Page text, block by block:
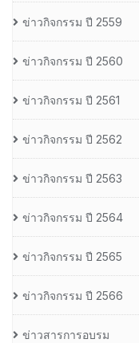
ข่าวกิจกรรม ปี 2559
ข่าวกิจกรรม ปี 2560
ข่าวกิจกรรม ปี 2561
ข่าวกิจกรรม ปี 2562
ข่าวกิจกรรม ปี 2563
ข่าวกิจกรรม ปี 2564
ข่าวกิจกรรม ปี 2565
ข่าวกิจกรรม ปี 2566
ข่าวสารการอบรม